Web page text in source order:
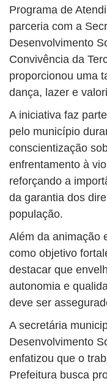
Programa de
parceria com a
Desenvolvimento
Convivência da
proporcionou uma
dança, lazer e
A iniciativa faz
pelo município
conscientização
enfrentamento à
reforçando a
da garantia dos
população.
Além da animação
como objetivo
destacar que
autonomia e
deve ser
A secretária
Desenvolvimento
enfatizou que o
Prefeitura busca